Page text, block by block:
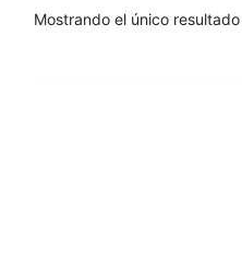
Mostrando el único resultado